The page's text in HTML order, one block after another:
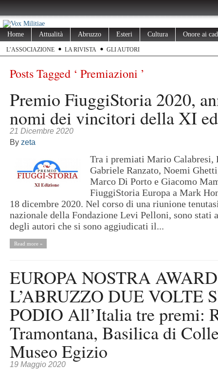
Home Attualità Abruzzo Esteri Cultura Onore ai
L’ASSOCIAZIONE LA RIVISTA GLI AUTORI
Posts Tagged ‘ Premiazioni ’
Premio FiuggiStoria 2020,
nomi dei vincitori della XI
21 Dicembre 2020
By zeta
Tra i premiati Mario Calabresi,
Gabriele Ranzato, Noemi
Marco Di Porto e Giacomo
FiuggiStoria Europa a Mark
18 dicembre 2020. Nel corso di una riunione
nazionale della Fondazione Levi Pelloni, sono stati
degli autori che si sono aggiudicati il...
Read more »
EUROPA NOSTRA
L’ABRUZZO DUE VOLTE
PODIO All’Italia tre premi:
Tramontana, Basilica di
Museo Egizio
19 Maggio 2020